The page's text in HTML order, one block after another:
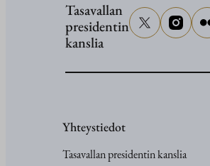
Tasavallan
presidentin
kanslia
Yhteystiedot
Tasavallan presidentin kanslia